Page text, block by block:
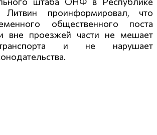
проинформировал, что
общественного поста
вне проезжей части не мешает
и не нарушает
одательства.